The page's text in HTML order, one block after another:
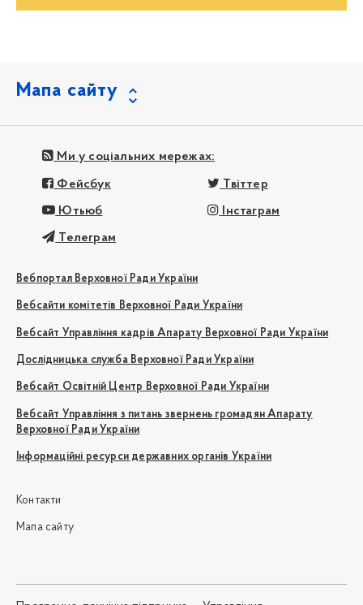
Мапа сайту
Ми у соціальних мережах:
Фейсбук Твіттер
Ютьюб Інстаграм
Телеграм
Вебпортал Верховної Ради України
Вебсайти комітетів Верховної Ради України
Вебсайт Управління кадрів Апарату Верховної Ради України
Дослідницька служба Верховної Ради України
Вебсайт Освітній Центр Верховної Ради України
Вебсайт Управління з питань звернень громадян Апарату
Верховної Ради України
Інформаційні ресурси державних органів України
Контакти
Мапа сайту